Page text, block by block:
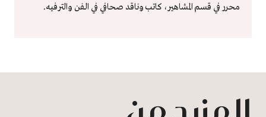
محرر في قسم المشاهير، كاتب وناقد صحافي في الفن والترفيه.